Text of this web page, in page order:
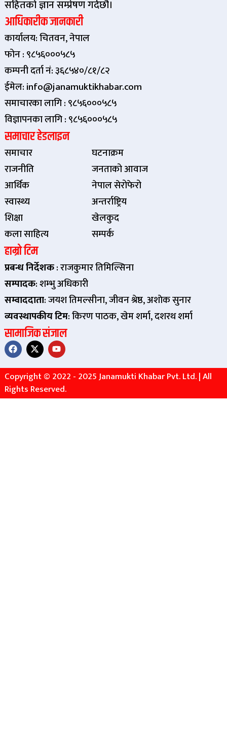
सहितको ज्ञान सम्प्रेषण गर्दछौ।
आधिकारीक जानकारी
कार्यालय: चितवन, नेपाल
फोन : ९८५६०००५८५
कम्पनी दर्ता नं: ३६८५४०/८१/८२
ईमेल: info@janamuktikhabar.com
समाचारका लागि : ९८५६०००५८५
विज्ञापनका लागि : ९८५६०००५८५
समाचार हेडलाइन
समाचार
राजनीति
आर्थिक
स्वास्थ्य
शिक्षा
कला साहित्य
घटनाक्रम
जनताको आवाज
नेपाल सेरोफेरो
अन्तर्राष्ट्रिय
खेलकुद
सम्पर्क
हाम्रो टिम
प्रबन्ध निर्देशक: राजकुमार तिमिल्सिना
सम्पादक: शम्भु अधिकारी
सम्वाददाता: जयश तिमल्सीना, जीवन श्रेष्ठ, अशाेक सुनार
व्यवस्थापकीय टिम: किरण पाठक, खेम शर्मा, दशरथ शर्मा
सामाजिक संजाल
Copyright © 2022 - 2025 Janamukti Khabar Pvt. Ltd. | All
Rights Reserved.